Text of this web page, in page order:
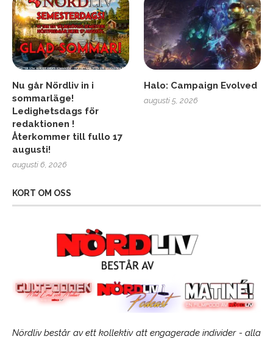
Nu går Nördliv in i
sommarläge!
Ledighetsdags för
redaktionen !
Återkommer till fullo 17
augusti!
augusti 6, 2026
Halo: Campaign Evolved
augusti 5, 2026
KORT OM OSS
Nördliv består av ett kollektiv att engagerade individer - alla